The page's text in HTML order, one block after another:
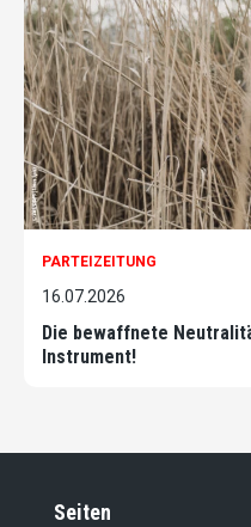
PARTEIZEITUNG
16.07.2026
Die bewaffnete
Instrument!
Seiten